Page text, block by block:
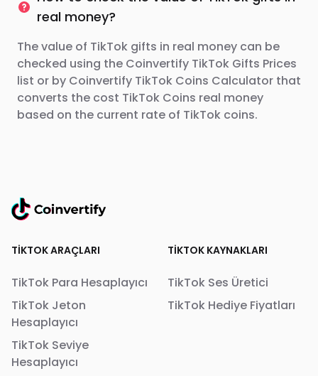
real money?
The value of TikTok gifts in real money can be
checked using the Coinvertify TikTok Gifts Prices
list or by Coinvertify TikTok Coins Calculator that
converts the cost TikTok Coins real money
based on the current rate of TikTok coins.
TIKTOK ARAÇLARI
TikTok Para Hesaplayıcı
TikTok Jeton
Hesaplayıcı
TikTok Seviye
Hesaplayıcı
TIKTOK KAYNAKLARI
TikTok Ses Üretici
TikTok Hediye Fiyatları